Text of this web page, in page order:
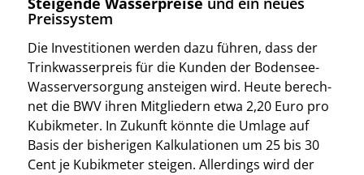
Preissystem
Die Inves­ti­tio­nen wer­den dazu füh­ren, dass der
Trink­was­ser­preis für die Kun­den der Boden­see-
Was­ser­ver­sor­gung anstei­gen wird. Heu­te berech­
net die BWV ihren Mit­glie­dern etwa 2,20 Euro pro
Kubik­me­ter. In Zukunft könn­te die Umla­ge auf
Basis der bis­he­ri­gen Kal­ku­la­tio­nen um 25 bis 30
Cent je Kubik­me­ter stei­gen. Aller­dings wird der